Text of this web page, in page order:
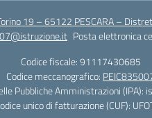
19 – 65122 PESCARA –
Posta elettronica
Codice fiscale: 91117430685
Codice meccanografico:
Pubbliche Amministrazioni (IPA):
unico di fatturazione (CUF):